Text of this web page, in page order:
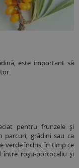
este important să
pentru frunzele și
parcuri, grădini sau ca
verde închis, în timp ce
roșu-portocaliu și